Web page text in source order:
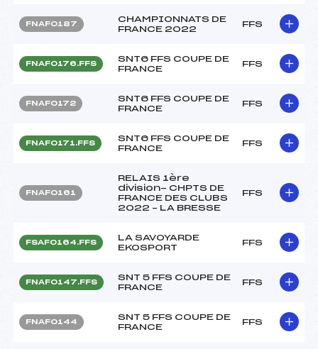
FNAF0187
CHAMPIONNATS DE
FRANCE 2022
FFS
FNAF0176.FFS
SNT6 FFS COUPE DE
FRANCE
FFS
FNAF0172
SNT6 FFS COUPE DE
FRANCE
FFS
FNAF0171.FFS
SNT6 FFS COUPE DE
FRANCE
FFS
FNAF0161
RELAIS 1ère
division- CHPTS DE
FRANCE DES CLUBS
2022 – LA BRESSE
FFS
FSAF0164.FFS
LA SAVOYARDE
EKOSPORT
FFS
FNAF0147.FFS
SNT 5 FFS COUPE DE
FRANCE
FFS
FNAF0144
SNT 5 FFS COUPE DE
FRANCE
FFS